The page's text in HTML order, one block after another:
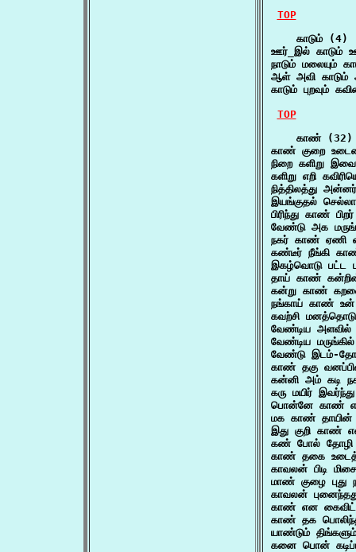
TOP
    காடும் (4)
ஊர்_இல் காடும்
நாடும் மலையும்
ஆள் அவி காடும்
காடும் புறவும்
TOP
    காண் (32)
காண் குறை
நிறை களிறு
களிறு எறி
நித்திலத்து
இயங்குதல்
பிரிந்து காண்
வேண்டு அக
நகர் காண் ஏணி
கண்டீர் நீங்கி
இகழ்வொடு பட்ட
தாய் காண்
கன்று காண்
நங்காய் காண்
கவற்சி
வேண்டிய
வேண்டிய
வேண்டு இடம்-
காண் தகு
கன்னி அம் கடி
கரு மயிர்
பொன்னே காண் என
மக காண் தாயின்
இது குறி
கண் போல் தோழி
காண் தகை
காவலன் பிடி
மாண் குழை
காவலன்
காண் என
காண் தக
யாண்டும்
கனை பொன்